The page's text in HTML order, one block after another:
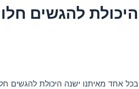
היכולת להגשים
בכל אחד מאיתנו ישנה היכולת להגשים